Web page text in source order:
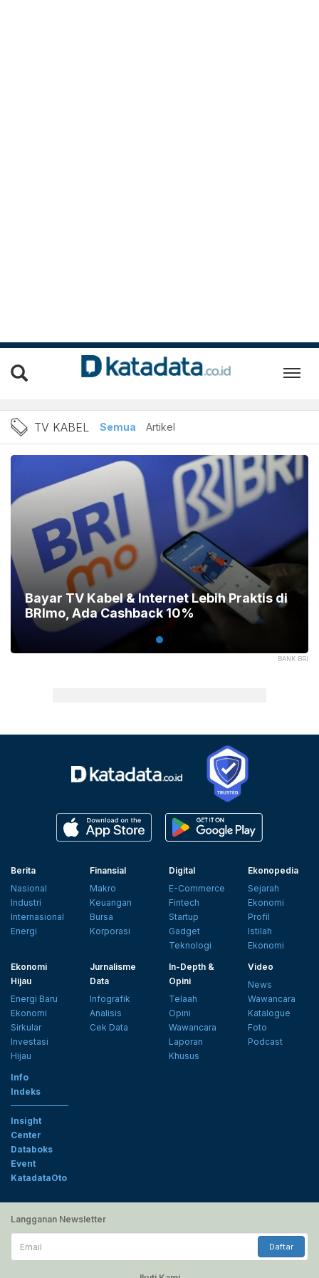
Berita Terbaru TV Kabel
TV KABEL Semua Artikel
BANK BRI
Bayar TV Kabel & Internet Lebih Praktis di
BRImo, Ada Cashback 10%
Berita
Nasional
Industri
Internasional
Energi
Finansial
Makro
Keuangan
Bursa
Korporasi
Digital
E-Commerce
Fintech
Startup
Gadget
Teknologi
Ekonopedia
Sejarah
Ekonomi
Profil
Istilah
Ekonomi
Ekonomi
Hijau
Energi Baru
Ekonomi
Sirkular
Investasi
Hijau
Jurnalisme
Data
Infografik
Analisis
Cek Data
In-Depth &
Opini
Telaah
Opini
Wawancara
Laporan
Khusus
Video
News
Wawancara
Katalogue
Foto
Podcast
Info
Indeks
Insight
Center
Databoks
Event
KatadataOto
Langganan Newsletter
Email
Daftar